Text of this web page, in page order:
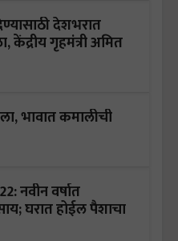
देशभरात
भावात कमालीची
नवीन वर्षात
घरात होईल पैशाचा